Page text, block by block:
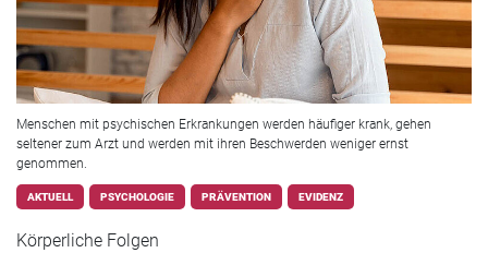
Menschen mit psychischen Erkrankungen werden häufiger krank, gehen
seltener zum Arzt und werden mit ihren Beschwerden weniger ernst
genommen.
AKTUELL PSYCHOLOGIE PRÄVENTION EVIDENZ
Körperliche Folgen